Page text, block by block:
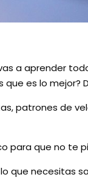
a aprender
es lo mejor? DE
patrones de
para que no te
que necesitas